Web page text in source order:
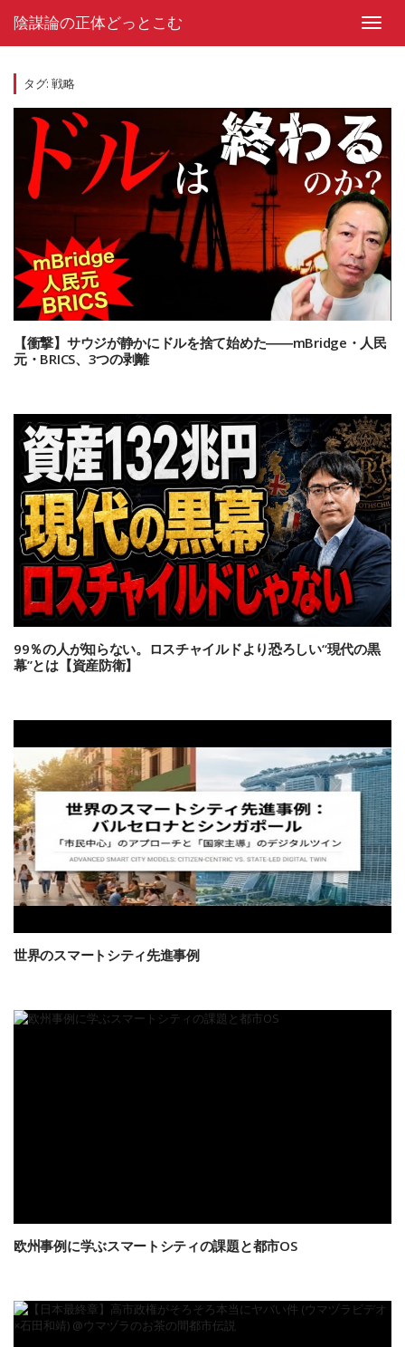
陰謀論の正体どっとこむ
タグ: 戦略
【衝撃】サウジが静かにドルを捨て始めた――mBridge・人民
元・BRICS、3つの剥離
99％の人が知らない。ロスチャイルドより恐ろしい“現代の黒
幕”とは【資産防衛】
世界のスマートシティ先進事例
欧州事例に学ぶスマートシティの課題と都市OS